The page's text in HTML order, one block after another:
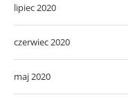
lipiec 2020
czerwiec 2020
maj 2020